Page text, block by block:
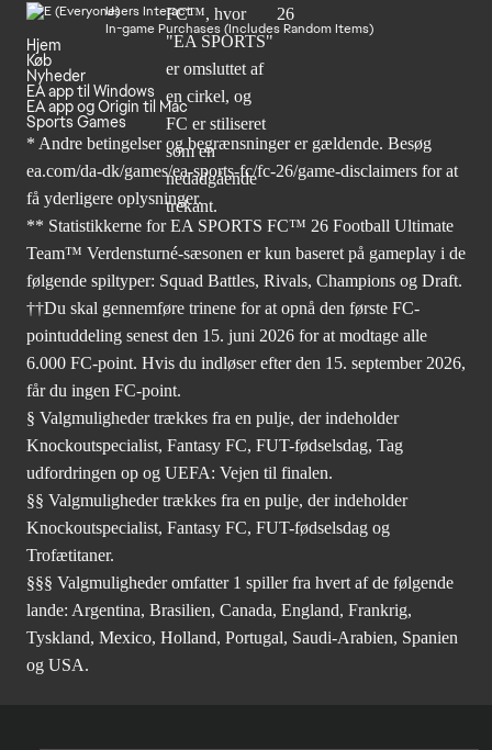
Users Interact
In-game Purchases (Includes Random Items)
Hjem
Køb
Nyheder
EA app til Windows
EA app og Origin til Mac
Sports Games
* Andre betingelser og begrænsninger er gældende. Besøg
ea.com/da-dk/games/ea-sports-fc/fc-26/game-disclaimers for at
få yderligere oplysninger.
** Statistikkerne for EA SPORTS FC™ 26 Football Ultimate
Team™ Verdensturné-sæsonen er kun baseret på gameplay i de
følgende spiltyper: Squad Battles, Rivals, Champions og Draft.
††Du skal gennemføre trinene for at opnå den første FC-
pointuddeling senest den 15. juni 2026 for at modtage alle
6.000 FC-point. Hvis du indløser efter den 15. september 2026,
får du ingen FC-point.
§ Valgmuligheder trækkes fra en pulje, der indeholder
Knockoutspecialist, Fantasy FC, FUT-fødselsdag, Tag
udfordringen op og UEFA: Vejen til finalen.
§§ Valgmuligheder trækkes fra en pulje, der indeholder
Knockoutspecialist, Fantasy FC, FUT-fødselsdag og
Trofætitaner.
§§§ Valgmuligheder omfatter 1 spiller fra hvert af de følgende
lande: Argentina, Brasilien, Canada, England, Frankrig,
Tyskland, Mexico, Holland, Portugal, Saudi-Arabien, Spanien
og USA.